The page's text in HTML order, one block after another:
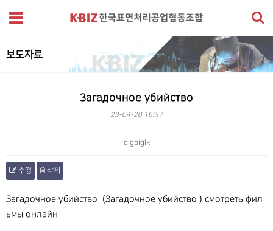
보도자료
Загадочное убийство
23-04-20 16:37
qigpiglk
수정 삭제
Загадочное убийство (Загадочное убийство ) смотреть фил
ьмы онлайн